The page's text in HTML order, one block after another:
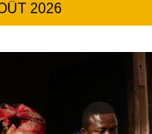
2026